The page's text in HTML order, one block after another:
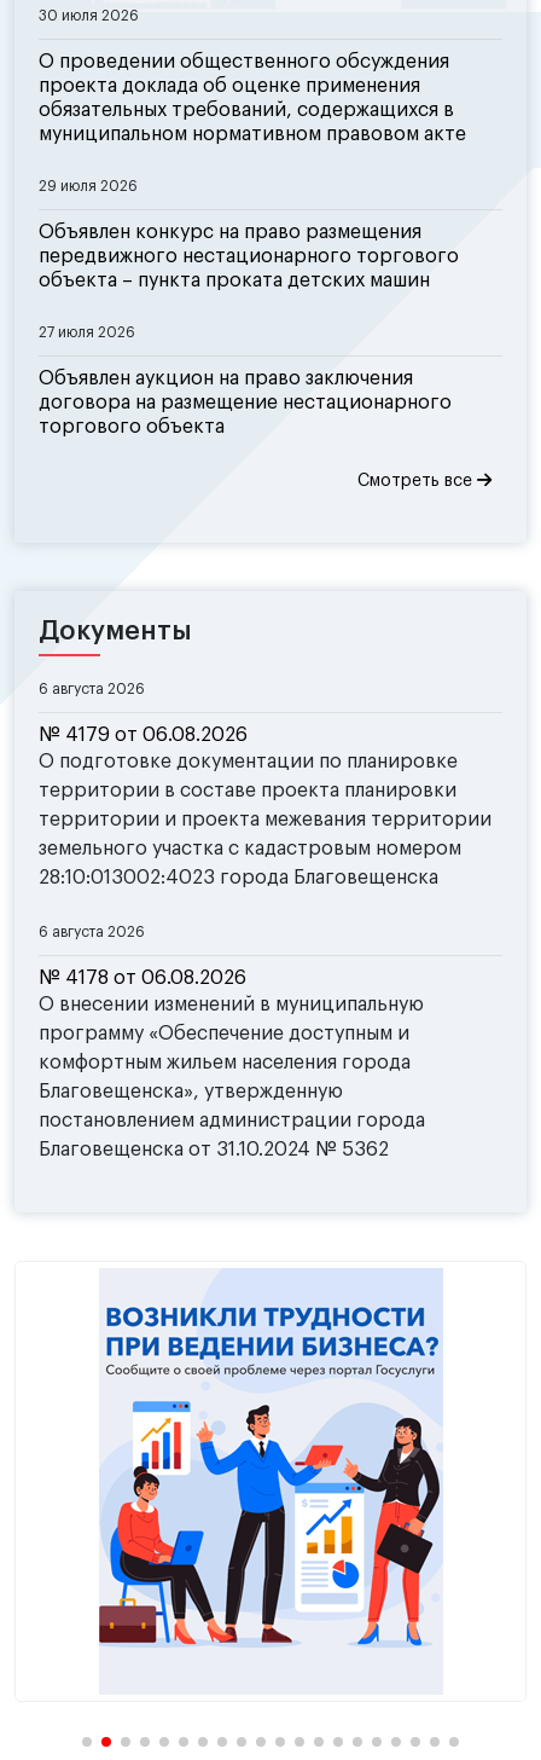
30 июля 2026
О проведении общественного обсуждения
проекта доклада об оценке применения
обязательных требований, содержащихся в
муниципальном нормативном правовом акте
29 июля 2026
Объявлен конкурс на право размещения
передвижного нестационарного торгового
объекта – пункта проката детских машин
27 июля 2026
Объявлен аукцион на право заключения
договора на размещение нестационарного
торгового объекта
Смотреть все
Документы
6 августа 2026
№ 4179 от 06.08.2026
О подготовке документации по планировке
территории в составе проекта планировки
территории и проекта межевания территории
земельного участка с кадастровым номером
28:10:013002:4023 города Благовещенска
6 августа 2026
№ 4178 от 06.08.2026
О внесении изменений в муниципальную
программу «Обеспечение доступным и
комфортным жильем населения города
Благовещенска», утвержденную
постановлением администрации города
Благовещенска от 31.10.2024 № 5362